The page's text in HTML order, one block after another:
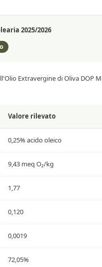
2025/2026
Extravergine di Oliva DOP
Valore rilevato
0,25% acido oleico
9,43 meq O₂/kg
1,77
0,120
0,0019
72,05%